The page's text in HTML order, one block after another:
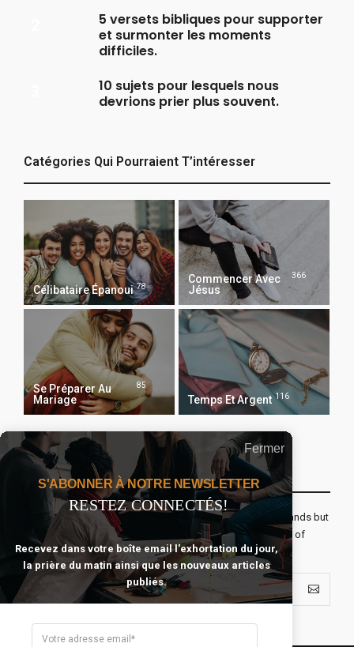
5 versets bibliques pour supporter
et surmonter les moments
difficiles.
10 sujets pour lesquels nous
devrions prier plus souvent.
Catégories Qui Pourraient T’intéresser
Célibataire Épanoui 78
Commencer Avec
Jésus
366
Se Préparer Au
Mariage
85
Temps Et Argent 116
Recevoir Notre Newsletter Chaque Matin
The real voyage of discovery consists not in seeking new lands but
seeing with new eyes. All journeys have secret destinations of
which the traveler is unaware.
Fermer
S'ABONNER À NOTRE NEWSLETTER
RESTEZ CONNECTÉS!
Recevez dans votre boîte email l'exhortation du jour,
la prière du matin ainsi que les nouveaux articles
publiés.